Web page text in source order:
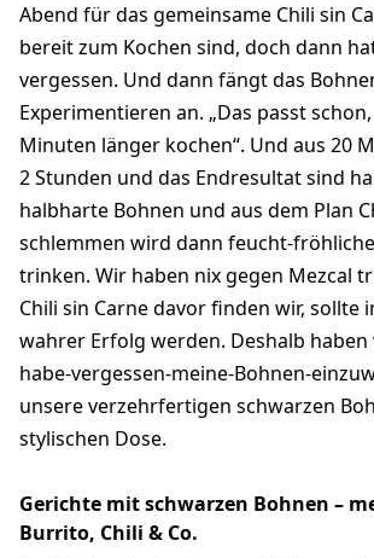
Abend für das gemeinsame Chili sin
bereit zum Kochen sind, doch dann
vergessen. Und dann fängt das
Experimentieren an. „Das passt
Minuten länger kochen“. Und aus 20
2 Stunden und das Endresultat sind
halbharte Bohnen und aus dem Plan
schlemmen wird dann feucht-
trinken. Wir haben nix gegen Mezcal
Chili sin Carne davor finden wir, sollte
wahrer Erfolg werden. Deshalb
habe-vergessen-meine-Bohnen-
unsere verzehrfertigen schwarzen
stylischen Dose.
Gerichte mit schwarzen Bohnen –
Burrito, Chili & Co.